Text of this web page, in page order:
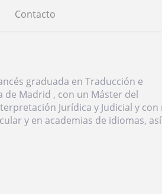
Contacto
graduada en Traducción e
Madrid , con un Máster del
Jurídica y Judicial y con
y en academias de idiomas,